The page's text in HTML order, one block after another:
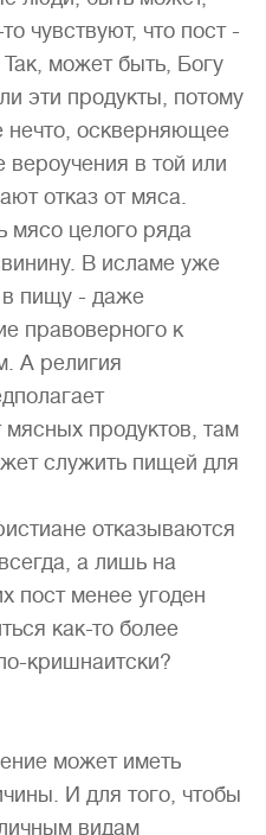
чувствуют, что пост -
может быть, Богу
эти продукты, потому
нечто, оскверняющее
вероучения в той или
отказ от мяса.
мясо целого ряда
В исламе уже
в пищу - даже
правоверного к
А религия
мясных продуктов, там
служить пищей для
отказываются
а лишь на
пост менее угоден
как-то более
кришнаитски?
может иметь
И для того, чтобы
видам